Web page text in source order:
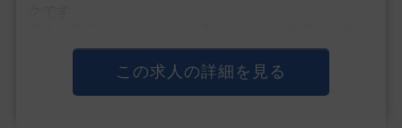
し、確かな技術力を持つ医師が効果のある治療を提供
しております。
残業はほぼなく、給与に関しても美容皮膚科医の相場
この求人の詳細を見る